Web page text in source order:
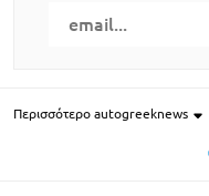
Περισσότερο autogreeknews